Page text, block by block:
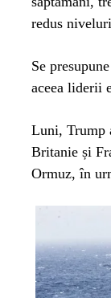
redus
Se
aceea liderii
Luni, Trump
Britanie și
Ormuz, în